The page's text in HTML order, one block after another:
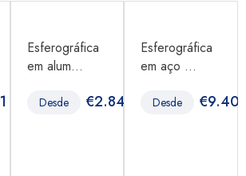
Esferográfica
em alum...
Desde €2.84
Esferográfica
em aço ...
Desde €9.40